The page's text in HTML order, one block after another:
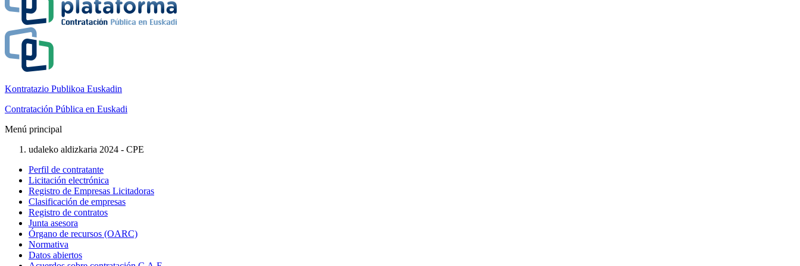
Kontratazio Publikoa Euskadin
Contratación Pública en Euskadi
Menú principal
udaleko aldizkaria 2024 - CPE
Perfil de contratante
Licitación electrónica
Registro de Empresas Licitadoras
Clasificación de empresas
Registro de contratos
Junta asesora
Órgano de recursos (OARC)
Normativa
Datos abiertos